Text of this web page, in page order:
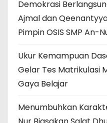
Demokrasi
Ajmal dan
Pimpin OSIS SMP An-
Ukur Kemampuan
Gelar Tes Matrikulasi
Gaya Belajar
Menumbuhkan